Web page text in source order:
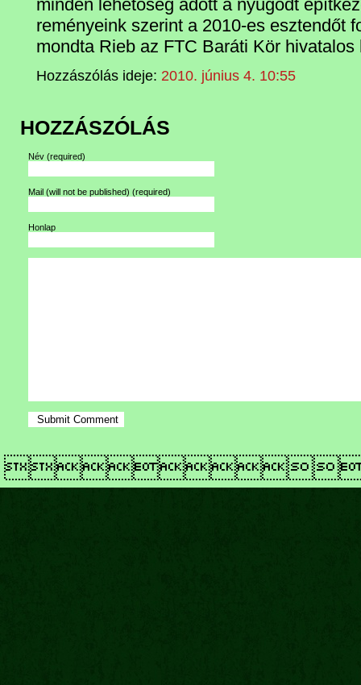
minden lehetőség adott a nyugodt
reményeink szerint a 2010-es esztendőt
mondta Rieb az FTC Baráti Kör
Hozzászólás ideje: 2010. június 4. 10:55
HOZZÁSZÓLÁS
Név (required)
Mail (will not be published) (required)
Honlap